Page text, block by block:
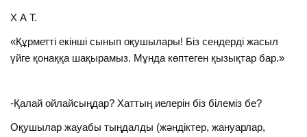
Х А Т.
«Құрметті екінші сынып оқушылары! Біз сендерді жасыл
үйге қонаққа шақырамыз. Мұнда көптеген қызықтар бар.»
-Қалай ойлайсыңдар? Хаттың иелерін біз білеміз бе?
Оқушылар жауабы тыңдалды (жәндіктер, жануарлар,